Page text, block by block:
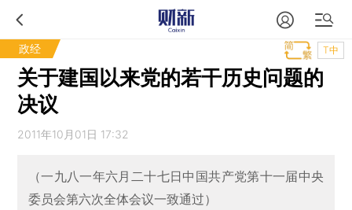
政经 T中
关于建国以来党的若干历史问题的
决议
2011年10月01日 17:32
（一九八一年六月二十七日中国共产党第十一届中央
委员会第六次全体会议一致通过）